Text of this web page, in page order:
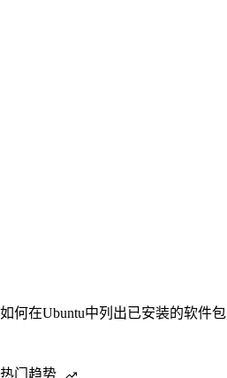
如何在Ubuntu中列出已安装的软件包
热门趋势